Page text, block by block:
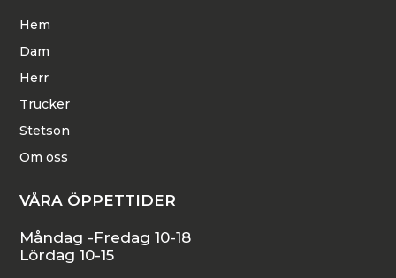
Hem
Dam
Herr
Trucker
Stetson
Om oss
VÅRA ÖPPETTIDER
Måndag -Fredag 10-18
Lördag 10-15